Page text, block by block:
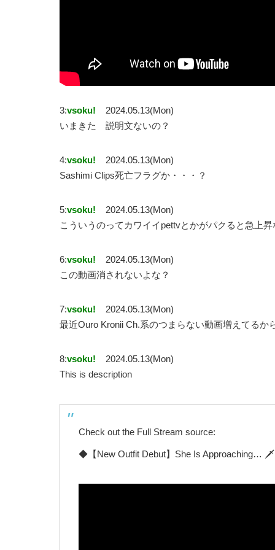
3:vsoku!
2024.05.13(Mon)
いまきた 説明文ないの？
4:vsoku!
2024.05.13(Mon)
Sashimi Clips死亡フラグか・・・？
5:vsoku!
2024.05.13(Mon)
こういうのってカワイイpettvとかがパクると急上昇
6:vsoku!
2024.05.13(Mon)
この動画消されないよな？
7:vsoku!
2024.05.13(Mon)
最近Ouro Kronii Ch.系のつまらない動画増えてるか
8:vsoku!
2024.05.13(Mon)
This is description
Check out the Full Stream source:
◆【New Outfit Debut】She Is Approaching…